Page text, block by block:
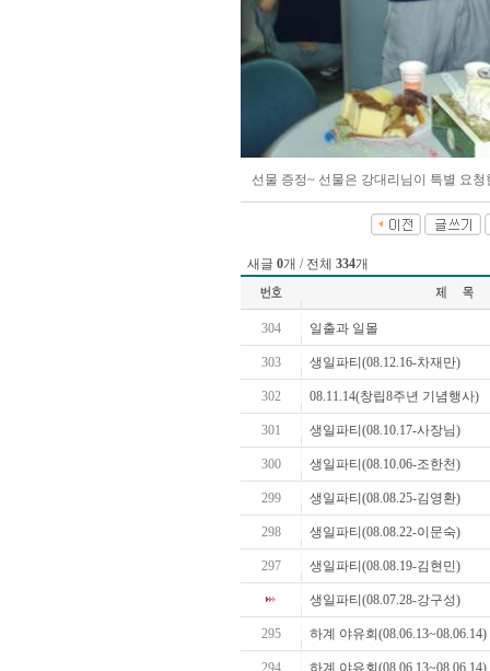
선물 증정~ 선물은 강대리님이 특별 요
새글 0개 / 전체 334개
304 일출과 일몰
303 생일파티(08.12.16-차재만)
302 08.11.14(창립8주년 기념행사)
301 생일파티(08.10.17-사장님)
300 생일파티(08.10.06-조한천)
299 생일파티(08.08.25-김영환)
298 생일파티(08.08.22-이문숙)
297 생일파티(08.08.19-김현민)
생일파티(08.07.28-강구성)
295 하계 야유회
294 하계 야유회(08.06.13~08.06.14)